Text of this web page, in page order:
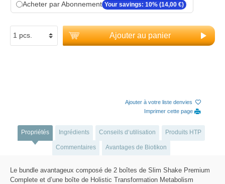
Acheter par Abonnement Your savings: 10% (14,00 €)
Ajouter au panier
Ajouter à votre liste denvies
Imprimer cette page
Propriétés Ingrédients Conseils d‘utilisation Produits HTP
Commentaires Avantages de Biotikon
Le bundle avantageux composé de 2 boîtes de Slim Shake Premium
Complete et d’une boîte de Holistic Transformation Metabolism